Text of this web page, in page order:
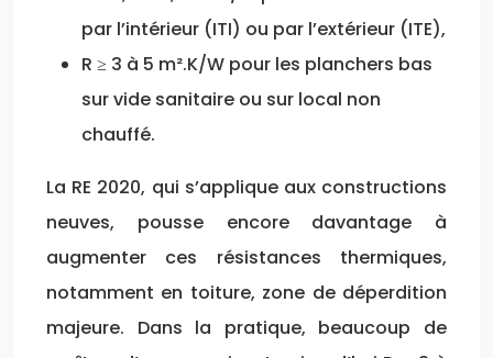
par l’intérieur (ITI) ou par l’extérieur (ITE),
R ≥ 3 à 5 m².K/W pour les planchers bas
sur vide sanitaire ou sur local non
chauffé.
La RE 2020, qui s’applique aux constructions
neuves, pousse encore davantage à
augmenter ces résistances thermiques,
notamment en toiture, zone de déperdition
majeure. Dans la pratique, beaucoup de